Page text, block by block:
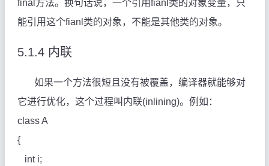
final方法。换句话说，一个引用fianl类的对象变量，只
能引用这个fianl类的对象，不能是其他类的对象。
5.1.4 内联
如果一个方法很短且没有被覆盖，编译器就能够对
它进行优化，这个过程叫内联(inlining)。例如：
class A
{
int i;